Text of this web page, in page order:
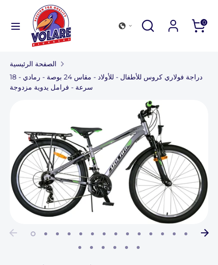
يطلب يطلب تصفح
متجرنا
إغلاق
0
يطلبتصفح
مجموعة دراجات هوائية
ابحث عن متجر
للشركات
الصفحة الرئيسية
دراجة فولاري كروس للأطفال - للأولاد - مقاس 24 بوصة - رمادي - 18
سرعة - فرامل يدوية مزدوجة